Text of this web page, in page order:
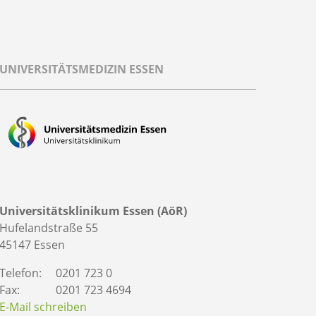
UNIVERSITÄTSMEDIZIN ESSEN
Universitätsklinikum Essen (AöR)
Hufelandstraße 55
45147 Essen
Telefon:
0201 723 0
Fax:
0201 723 4694
E-Mail schreiben